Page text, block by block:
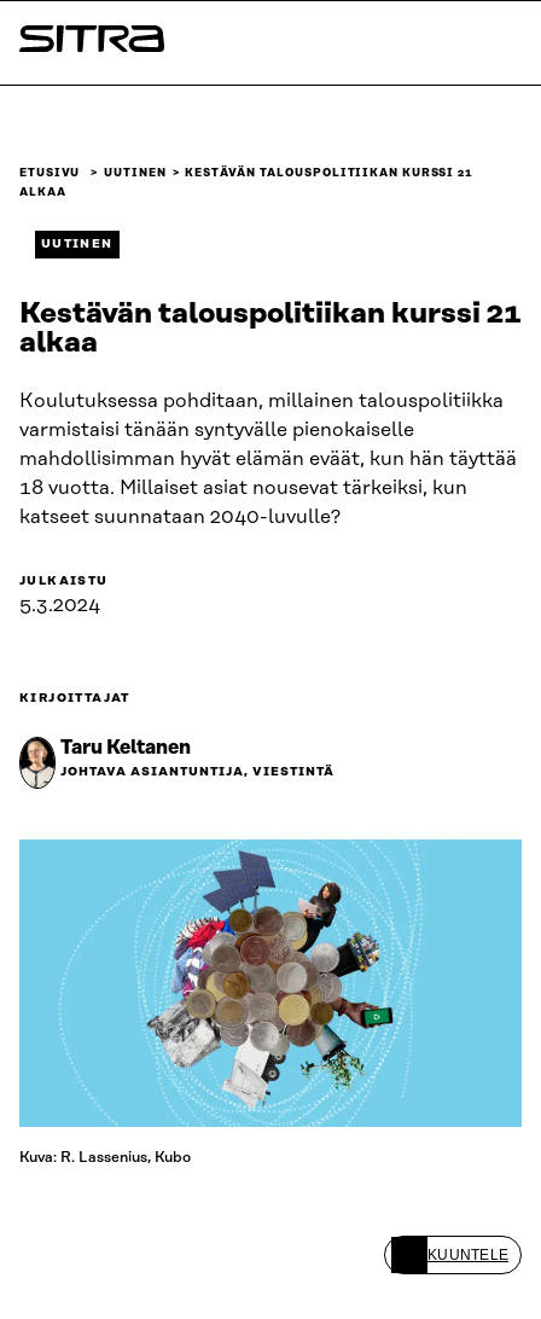
Siirry
suoraan
Sitra
ETUSIVU UUTINEN
KESTÄVÄN TALOUSPOLITIIKAN KURSSI 21
ALKAA
UUTINEN
Kestävän talouspolitiikan kurssi 21
alkaa
Koulutuksessa pohditaan, millainen talouspolitiikka
varmistaisi tänään syntyvälle pienokaiselle
mahdollisimman hyvät elämän eväät, kun hän täyttää
18 vuotta. Millaiset asiat nousevat tärkeiksi, kun
katseet suunnataan 2040-luvulle?
JULKAISTU
5.3.2024
KIRJOITTAJAT
Taru Keltanen
JOHTAVA ASIANTUNTIJA, VIESTINTÄ
Kuva: R. Lassenius, Kubo
KUUNTELE